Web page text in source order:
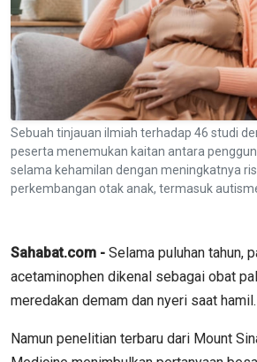
Sebuah tinjauan ilmiah terhadap 46 studi
peserta menemukan kaitan antara
selama kehamilan dengan meningkatnya
perkembangan otak anak, termasuk
Sahabat.com - Selama puluhan tahun,
acetaminophen dikenal sebagai obat
meredakan demam dan nyeri saat hamil.
Namun penelitian terbaru dari Mount